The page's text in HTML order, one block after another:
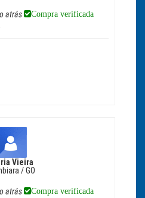
atrás Compra verificada
Vieira
/ GO
atrás Compra verificada